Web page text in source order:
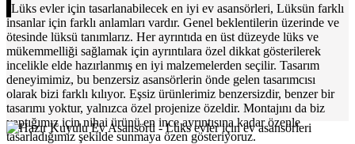
Lüks evler için tasarlanabilecek en iyi ev asansörleri, Lüksün farklı
insanlar için farklı anlamları vardır. Genel beklentilerin üzerinde ve
ötesinde lüksü tanımlarız. Her ayrıntıda en üst düzeyde lüks ve
mükemmelliği sağlamak için ayrıntılara özel dikkat gösterilerek
incelikle elde hazırlanmış en iyi malzemelerden seçilir. Tasarım
deneyimimiz, bu benzersiz asansörlerin önde gelen tasarımcısı
olarak bizi farklı kılıyor. Eşsiz ürünlerimiz benzersizdir, benzer bir
tasarımı yoktur, yalnızca özel projenize özeldir. Montajını da biz
yaptığımız için nihai ürünü en ince ayrıntısına kadar özenle
tasarladığımız şekilde sunmaya özen gösteriyoruz.